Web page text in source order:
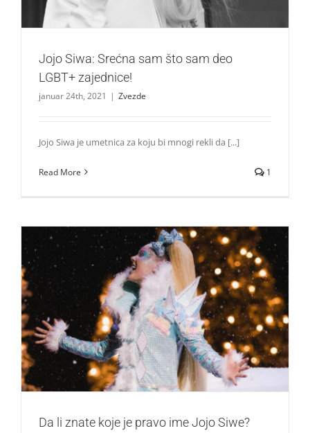
Jojo Siwa: Srećna sam što sam deo
LGBT+ zajednice!
januar 24th, 2021 | Zvezde
Jojo Siwa je umetnica za koju bi mnogi rekli da [...]
Read More 1
Da li znate koje je pravo ime Jojo Siwe?
Zvezde
Da li znate koje je pravo ime Jojo Siwe?